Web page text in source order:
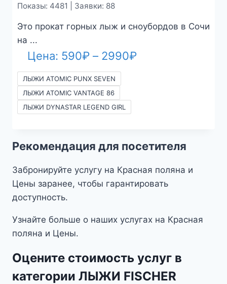
Показы: 4481 | Заявки: 88
Это прокат горных лыж и сноубордов в Сочи
на ...
Цена: 590₽ – 2990₽Диапазон
ЛЫЖИ ATOMIC PUNX SEVEN
ЛЫЖИ ATOMIC VANTAGE 86
ЛЫЖИ DYNASTAR LEGEND GIRL
Рекомендация для посетителя
Забронируйте услугу на Красная поляна и
Цены заранее, чтобы гарантировать
доступность.
Узнайте больше о наших услугах на Красная
поляна и Цены.
Оцените стоимость услуг в
категории ЛЫЖИ FISCHER